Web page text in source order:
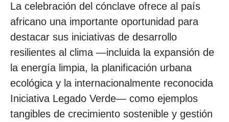
La celebración del cónclave ofrece al país
africano una importante oportunidad para
destacar sus iniciativas de desarrollo
resilientes al clima —incluida la expansión de
la energía limpia, la planificación urbana
ecológica y la internacionalmente reconocida
Iniciativa Legado Verde— como ejemplos
tangibles de crecimiento sostenible y gestión